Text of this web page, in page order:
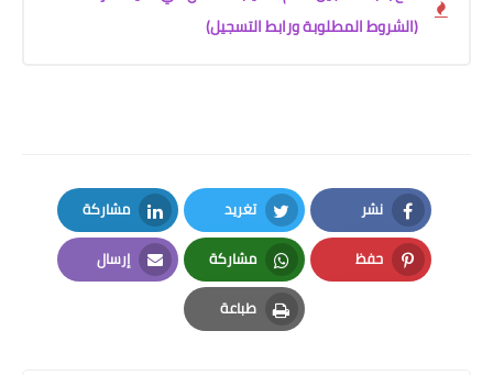
(الشروط المطلوبة ورابط التسجيل)
نشر
Facebook
تغريد
Twitter
مشاركة
LinkedIn
حفظ
Pinterest
مشاركة
Whatsapp
إرسال
Email
طباعة
Print